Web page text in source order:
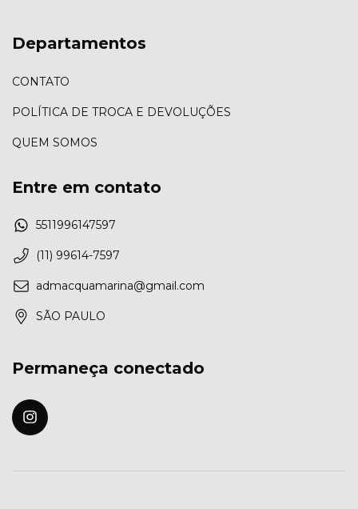
Departamentos
CONTATO
POLÍTICA DE TROCA E DEVOLUÇÕES
QUEM SOMOS
Entre em contato
5511996147597
(11) 99614-7597
admacquamarina@gmail.com
SÃO PAULO
Permaneça conectado